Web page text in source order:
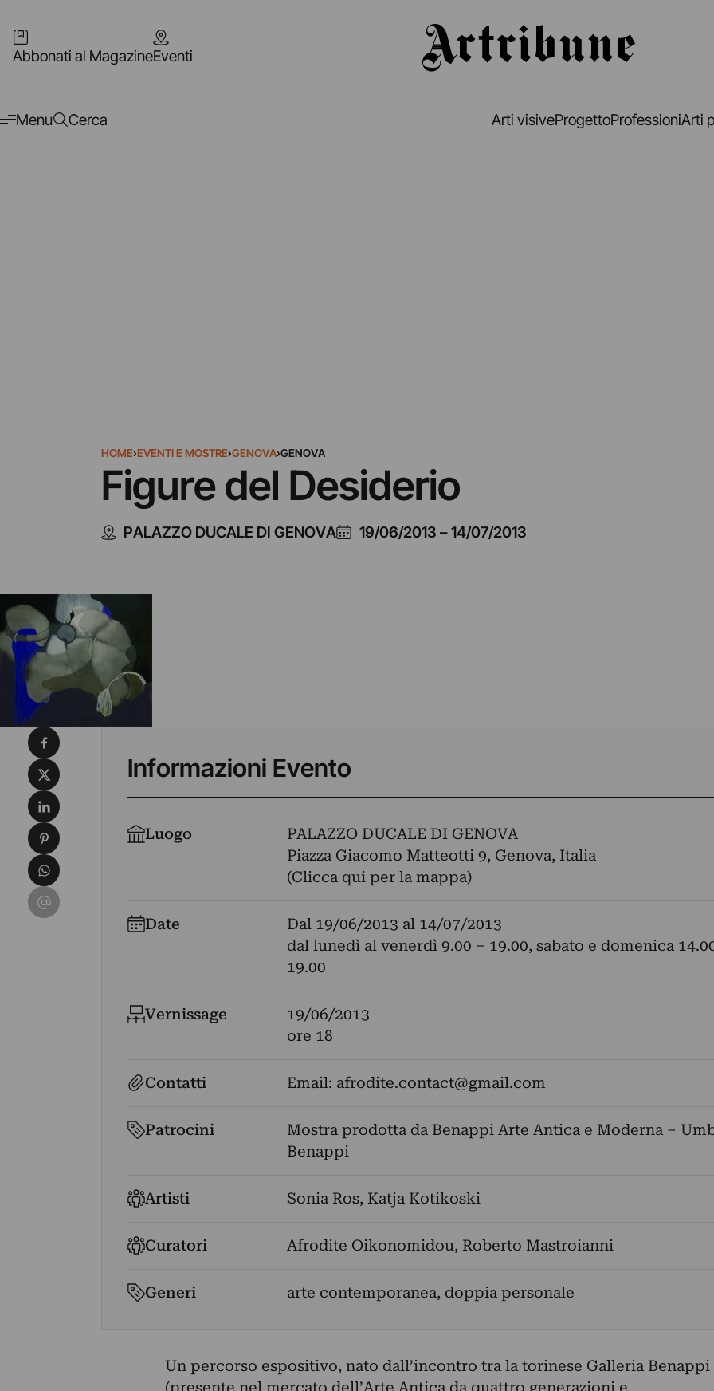
Abbonati al MagazineEventi
Menu Cerca Arti visiveProgettoProfessioniArti
HOME›EVENTI E MOSTRE›GENOVA›GENOVA
Figure del Desiderio
PALAZZO DUCALE DI GENOVA 19/06/2013 –14/07/2013
Informazioni Evento
Luogo
PALAZZO DUCALE DI GENOVA
Piazza Giacomo Matteotti 9, Genova, Italia
(Clicca qui per la mappa)
Date Dal 19/06/2013 al 14/07/2013
dal lunedì al venerdì 9.00 – 19.00, sabato e domenica
19.00
Vernissage
19/06/2013
ore 18
Contatti Email: afrodite.contact@gmail.com
Patrocini
Mostra prodotta da Benappi Arte Antica e Moderna –
Benappi
Artisti Sonia Ros, Katja Kotikoski
Curatori Afrodite Oikonomidou, Roberto Mastroianni
Generi arte contemporanea, doppia personale
Un percorso espositivo, nato dall’incontro tra la torinese Galleria Benappi
Condividi su Facebook
Condividi su X
Condividi su LinkedIn
Condividi su Pinterest
Condividi su WhatsApp
Condividi su Email